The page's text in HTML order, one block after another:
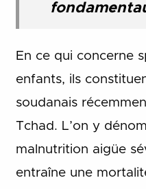
En ce qui concerne
enfants, ils
soudanais
Tchad. L’on y
malnutrition aigüe
entraîne une